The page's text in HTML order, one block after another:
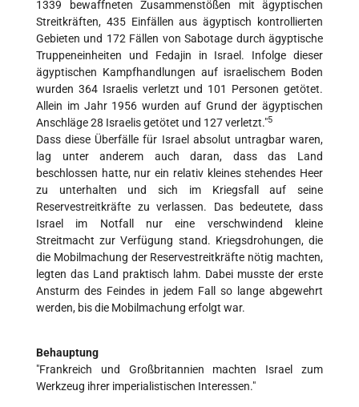
1339 bewaffneten Zusammenstößen mit ägyptischen
Streitkräften, 435 Einfällen aus ägyptisch kontrollierten
Gebieten und 172 Fällen von Sabotage durch ägyptische
Truppeneinheiten und Fedajin in Israel. Infolge dieser
ägyptischen Kampfhandlungen auf israelischem Boden
wurden 364 Israelis verletzt und 101 Personen getötet.
Allein im Jahr 1956 wurden auf Grund der ägyptischen
Anschläge 28 Israelis getötet und 127 verletzt."5
Dass diese Überfälle für Israel absolut untragbar waren,
lag unter anderem auch daran, dass das Land
beschlossen hatte, nur ein relativ kleines stehendes Heer
zu unterhalten und sich im Kriegsfall auf seine
Reservestreitkräfte zu verlassen. Das bedeutete, dass
Israel im Notfall nur eine verschwindend kleine
Streitmacht zur Verfügung stand. Kriegsdrohungen, die
die Mobilmachung der Reservestreitkräfte nötig machten,
legten das Land praktisch lahm. Dabei musste der erste
Ansturm des Feindes in jedem Fall so lange abgewehrt
werden, bis die Mobilmachung erfolgt war.
Behauptung
"Frankreich und Großbritannien machten Israel zum
Werkzeug ihrer imperialistischen Interessen."